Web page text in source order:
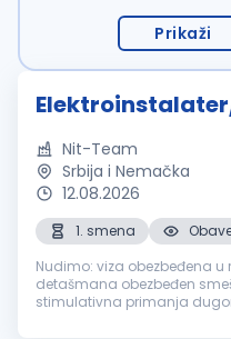
Prikaži
Nit-Team
Srbija i Nemačka
12.08.2026
1. smena
Nudimo: viza obezbeđena u roku od 3–4 nedelje po principu
detašmana obezbeđen
stimulativna primanja dugoročna